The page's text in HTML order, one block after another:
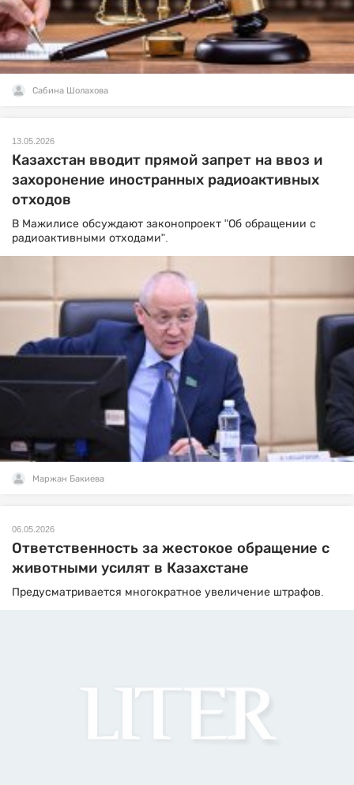
Сабина Шолахова
13.05.2026
Казахстан вводит прямой запрет на ввоз и
захоронение иностранных радиоактивных
отходов
В Мажилисе обсуждают законопроект "Об обращении с
радиоактивными отходами".
Маржан Бакиева
06.05.2026
Ответственность за жестокое обращение с
животными усилят в Казахстане
Предусматривается многократное увеличение штрафов.